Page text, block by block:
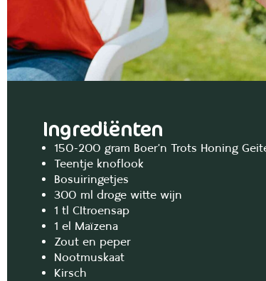
Ingrediënten
150-200 gram Boer’n Trots Honing
Teentje knoflook
Bosuiringetjes
300 ml droge witte wijn
1 tl CItroensap
1 el Maïzena
Zout en peper
Nootmuskaat
Kirsch